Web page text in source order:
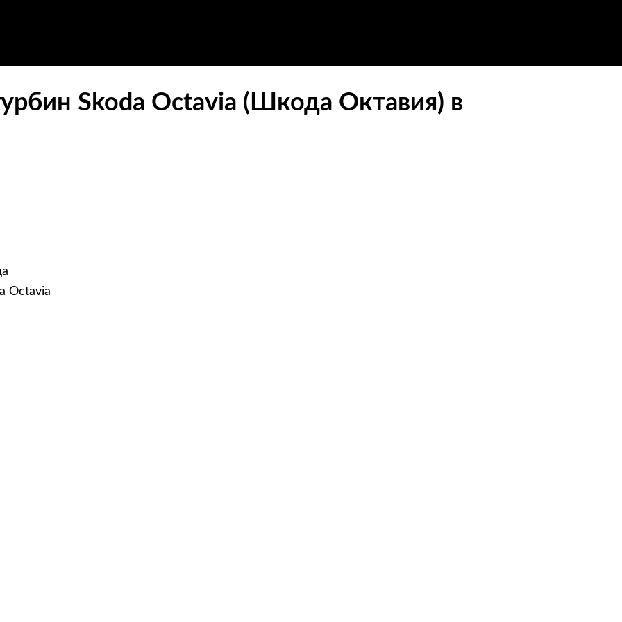
Skoda Octavia (Шкода Октавия) в
Octavia